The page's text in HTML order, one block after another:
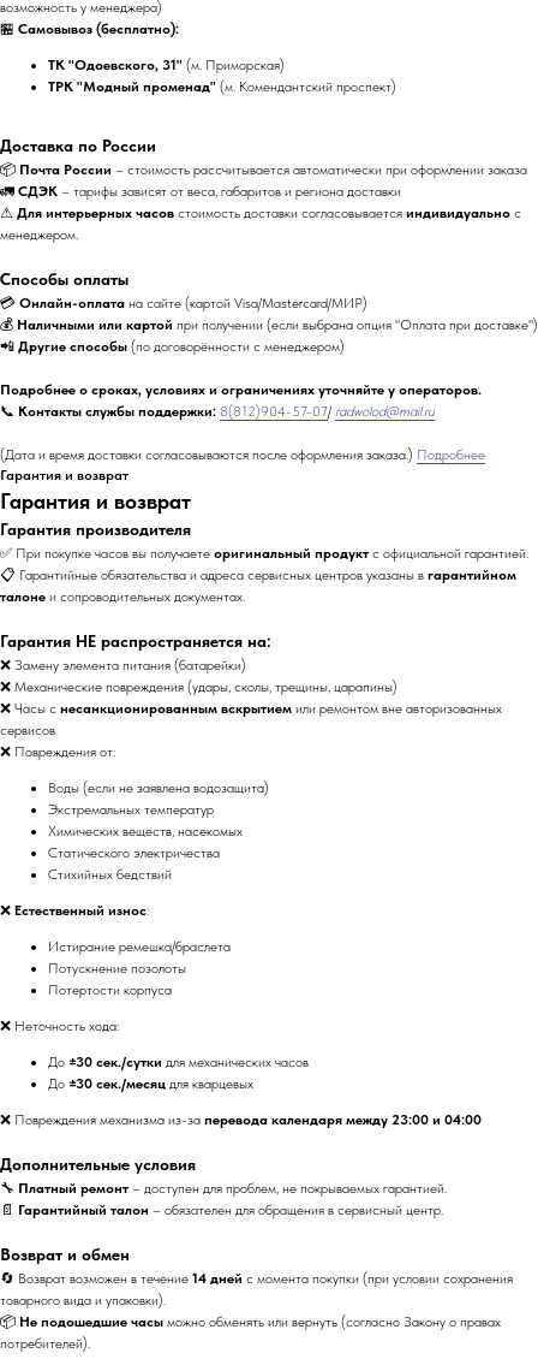
возможность у менеджера)
🏪 Самовывоз (бесплатно):
ТК "Одоевского, 31" (м. Приморская)
ТРК "Модный променад" (м. Комендантский проспект)
Доставка по России
📦 Почта России – стоимость рассчитывается автоматически при оформлении заказа
🚛 СДЭК – тарифы зависят от веса, габаритов и региона доставки
⚠ Для интерьерных часов стоимость доставки согласовывается индивидуально с
менеджером.
Способы оплаты
💳 Онлайн-оплата на сайте (картой Visa/Mastercard/МИР)
💰 Наличными или картой при получении (если выбрана опция "Оплата при доставке")
📲 Другие способы (по договорённости с менеджером)
Подробнее о сроках, условиях и ограничениях уточняйте у операторов.
📞 Контакты службы поддержки: 8(812)904-57-07/ radwolod@mail.ru
(Дата и время доставки согласовываются после оформления заказа.) Подробнее
Гарантия и возврат
Гарантия и возврат
Гарантия производителя
✅ При покупке часов вы получаете оригинальный продукт с официальной гарантией.
📋 Гарантийные обязательства и адреса сервисных центров указаны в гарантийном
талоне и сопроводительных документах.
Гарантия НЕ распространяется на:
❌ Замену элемента питания (батарейки)
❌ Механические повреждения (удары, сколы, трещины, царапины)
❌ Часы с несанкционированным вскрытием или ремонтом вне авторизованных
сервисов
❌ Повреждения от:
Воды (если не заявлена водозащита)
Экстремальных температур
Химических веществ, насекомых
Статического электричества
Стихийных бедствий
❌ Естественный износ:
Истирание ремешка/браслета
Потускнение позолоты
Потертости корпуса
❌ Неточность хода:
До ±30 сек./сутки для механических часов
До ±30 сек./месяц для кварцевых
❌ Повреждения механизма из-за перевода календаря между 23:00 и 04:00
Дополнительные условия
🔧 Платный ремонт – доступен для проблем, не покрываемых гарантией.
📄 Гарантийный талон – обязателен для обращения в сервисный центр.
Возврат и обмен
🔄 Возврат возможен в течение 14 дней с момента покупки (при условии сохранения
товарного вида и упаковки).
📦 Не подошедшие часы можно обменять или вернуть (согласно Закону о правах
потребителей).